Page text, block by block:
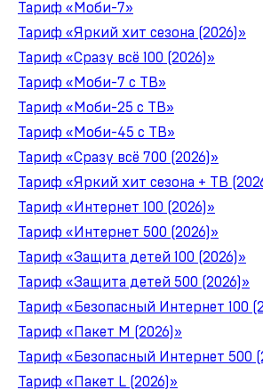
Тариф «Моби-7»
Тариф «Яркий хит сезона (2026)»
Тариф «Сразу всё 100 (2026)»
Тариф «Моби-7 с ТВ»
Тариф «Моби-25 с ТВ»
Тариф «Моби-45 с ТВ»
Тариф «Сразу всё 700 (2026)»
Тариф «Яркий хит сезона + ТВ
Тариф «Интернет 100 (2026)»
Тариф «Интернет 500 (2026)»
Тариф «Защита детей 100 (2026)»
Тариф «Защита детей 500 (2026)»
Тариф «Безопасный Интернет 100
Тариф «Пакет M (2026)»
Тариф «Безопасный Интернет 500
Тариф «Пакет L (2026)»